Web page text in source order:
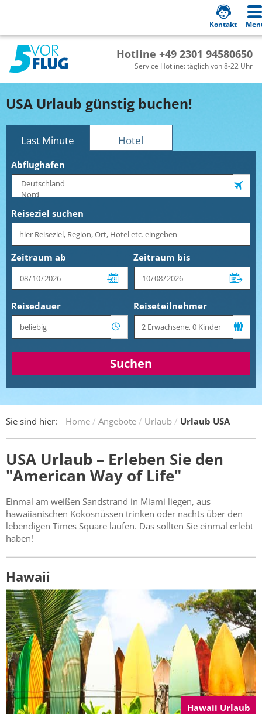
Hotline +49 2301 94580650
Service Hotline: täglich von 8-22 Uhr
Kontakt
USA Urlaub günstig buchen!
Last Minute Hotel
Abflughafen
Reiseziel suchen
Zeitraum ab Zeitraum bis
Reisedauer Reiseteilnehmer
Suchen
Sie sind hier: Home Angebote Urlaub Urlaub USA
USA Urlaub – Erleben Sie den
"American Way of Life"
Einmal am weißen Sandstrand in Miami liegen, aus
hawaiianischen Kokosnüssen trinken oder nachts über den
lebendigen Times Square laufen. Das sollten Sie einmal erlebt
haben!
Hawaii
Hawaii Urlaub